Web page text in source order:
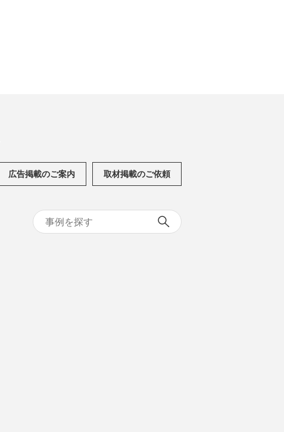
広告掲載のご案内 取材掲載のご依頼